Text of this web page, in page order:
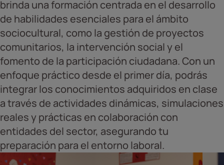
brinda una formación centrada en el desarrollo
de habilidades esenciales para el ámbito
sociocultural, como la gestión de proyectos
comunitarios, la intervención social y el
fomento de la participación ciudadana. Con un
enfoque práctico desde el primer día, podrás
integrar los conocimientos adquiridos en clase
a través de actividades dinámicas, simulaciones
reales y prácticas en colaboración con
entidades del sector, asegurando tu
preparación para el entorno laboral.